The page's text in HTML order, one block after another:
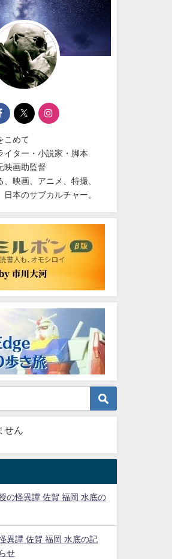
こめて
イター・小説家・脚本
映画助監督
、映画、アニメ、特撮、
日本のサブカルチャー。
ん
の怪異譚 佐賀 福岡 水底の
異譚 佐賀 福岡 水底の記
せ